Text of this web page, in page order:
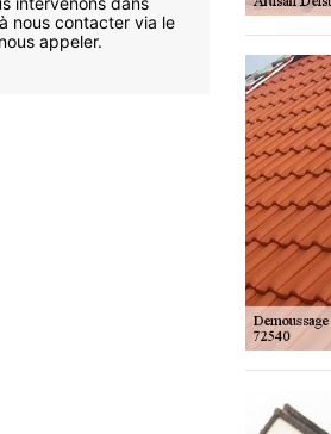
nous contacter via le
appeler.